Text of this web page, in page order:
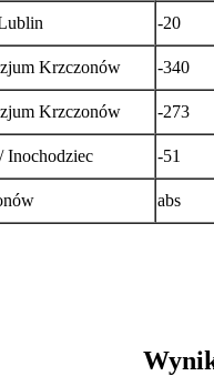
-20
Krzczonów -340
Krzczonów -273
Inochodziec -51
abs